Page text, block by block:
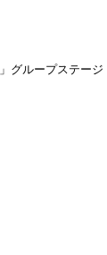
グループステージ